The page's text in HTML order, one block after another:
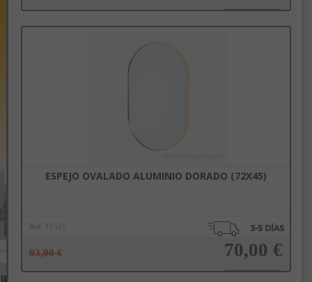
Añadir a la cesta
ESPEJO OVALADO ALUMINIO DORADO (72X45)
Ref. 11521
93,00 € 70,00 €